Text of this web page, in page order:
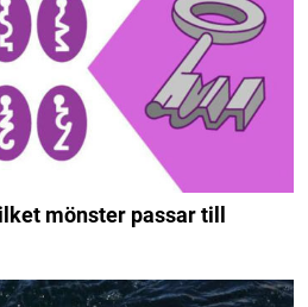
mönster passar till